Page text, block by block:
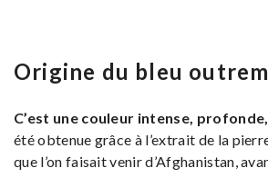
Origine du bleu
C’est une couleur intense, profonde,
été obtenue grâce à l’extrait de la
que l’on faisait venir d’Afghanistan,